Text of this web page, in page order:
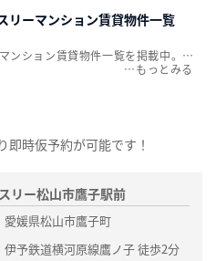
リーマンション賃貸物件一覧
即時仮予約が可能です！
リー松山市鷹子駅前
愛媛県松山市鷹子町
伊予鉄道横河原線鷹ノ子 徒歩2分
鷹ノ子駅/特急対応可のマンスリーマンション賃貸物件一覧を掲載中。敷金・礼金無料、家具・家電付をご紹介。こだわり条件での絞込みも簡単！
…